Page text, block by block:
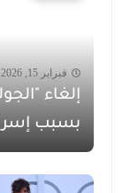
فبراير 15, 2026
بسبب